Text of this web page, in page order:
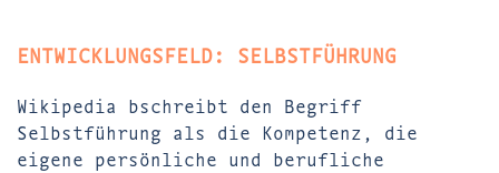
ENTWICKLUNGSFELD: SELBSTFÜHRUNG
Wikipedia bschreibt den Begriff
Selbstführung als die Kompetenz, die
eigene persönliche und berufliche